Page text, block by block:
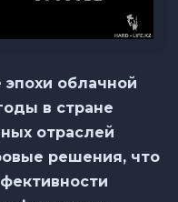
эпохи облачной
в стране
отраслей
решения, что